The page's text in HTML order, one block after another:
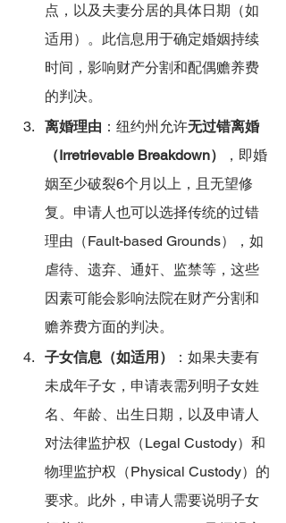
点，以及夫妻分居的具体日期（如
适用）。此信息用于确定婚姻持续
时间，影响财产分割和配偶赡养费
的判决。
离婚理由 ：纽约州允许无过错离婚
（Irretrievable Breakdown）
，即婚
姻至少破裂6个月以上，且无望修
复。申请人也可以选择传统的过错
理由（Fault-based Grounds），如
虐待、遗弃、通奸、监禁等，这些
因素可能会影响法院在财产分割和
赡养费方面的判决。
子女信息（如适用）
：如果夫妻有
未成年子女，申请表需列明子女姓
名、年龄、出生日期，以及申请人
对法律监护权（Legal Custody）和
物理监护权（Physical Custody）的
要求。此外，申请人需要说明子女